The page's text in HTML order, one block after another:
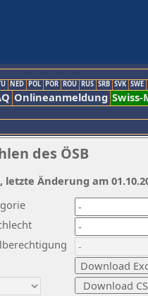
NED POL POR ROU RUS SRB SVK SWE
Onlineanmeldung
des ÖSB
letzte Änderung am